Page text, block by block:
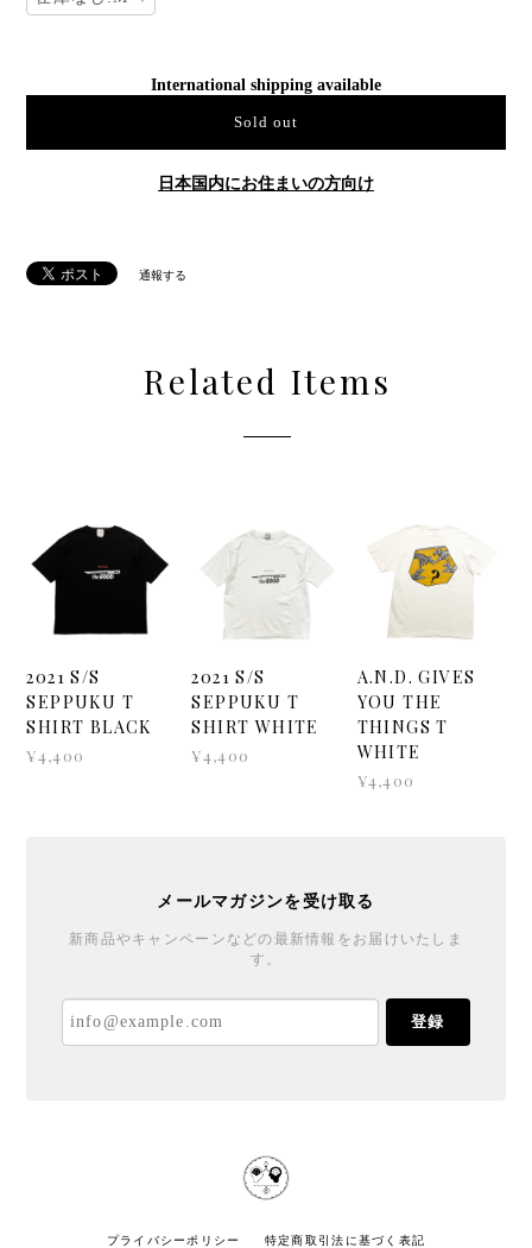
International shipping available
Sold out
日本国内にお住まいの方向け
通報する
Related Items
2021 S/S
SEPPUKU T
SHIRT BLACK
¥4,400
2021 S/S
SEPPUKU T
SHIRT WHITE
¥4,400
A.N.D. GIVES
YOU THE
THINGS T
WHITE
¥4,400
メールマガジンを受け取る
新商品やキャンペーンなどの最新情報をお届けいたしま
す。
登録
プライバシーポリシー 特定商取引法に基づく表記